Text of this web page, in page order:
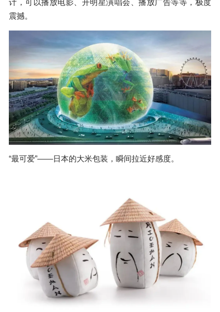
计，可以播放电影、开明星演唱会、播放广告等等，极度
震撼。
“最可爱”——日本的大米包装，瞬间拉近好感度。